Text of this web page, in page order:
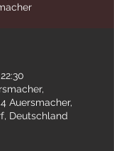
Auersmacher,
Deutschland